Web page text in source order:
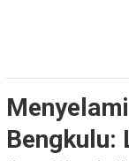
Bengkulu: